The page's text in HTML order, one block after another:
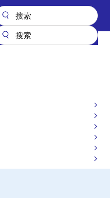
6V49205A
P10xx
with 66.66M